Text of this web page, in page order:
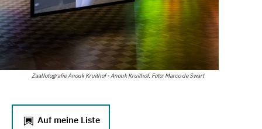
Zaalfotografie Anouk Kruithof - Anouk Kruithof, Foto: Marco de Swart
Auf meine Liste